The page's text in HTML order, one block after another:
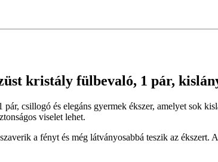
kristály fülbevaló, 1 pár,
csillogó és elegáns gyermek ékszer, amelyet sok
viselet lehet.
a fényt és még látványosabbá teszik az